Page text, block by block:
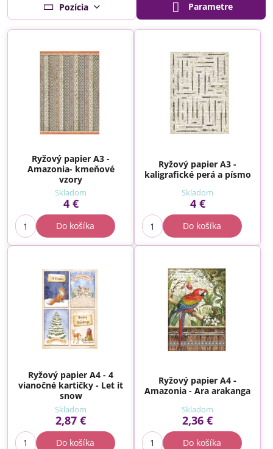
Pozícia Parametre
Ryžový papier A3 -
Amazonia- kmeňové
vzory
Skladom
4 €
Do košíka
Ryžový papier A3 -
kaligrafické perá a písmo
Skladom
4 €
Do košíka
Ryžový papier A4 - 4
vianočné kartičky - Let it
snow
Skladom
2,87 €
Do košíka
Ryžový papier A4 -
Amazonia - Ara arakanga
Skladom
2,36 €
Do košíka